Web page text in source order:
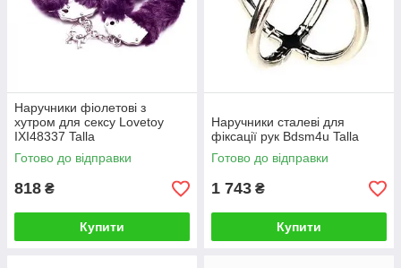
Наручники фіолетові з
хутром для сексу Lovetoy
IXI48337 Talla
Готово до відправки
818 ₴
Купити
Наручники сталеві для
фіксації рук Bdsm4u Talla
Готово до відправки
1 743 ₴
Купити